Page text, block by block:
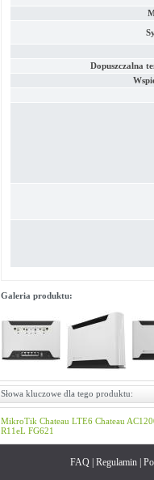
Dopuszczalna
Galeria produktu:
Słowa kluczowe dla tego produktu:
MikroTik Chateau LTE6 Chateau
R11eL FG621
FAQ| Regulamin|